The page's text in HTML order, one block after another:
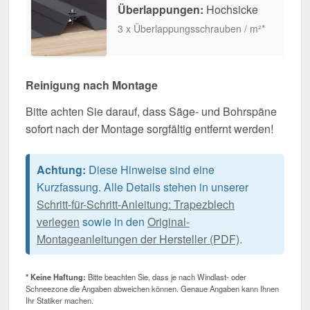
Überlappungen: Hochsicke
3 x Überlappungsschrauben / m²*
Reinigung nach Montage
Bitte achten Sie darauf, dass Säge- und Bohrspäne
sofort nach der Montage sorgfältig entfernt werden!
Achtung: Diese Hinweise sind eine
Kurzfassung. Alle Details stehen in unserer
Schritt-für-Schritt-Anleitung: Trapezblech
verlegen sowie in den Original-
Montageanleitungen der Hersteller (PDF).
* Keine Haftung: Bitte beachten Sie, dass je nach Windlast- oder
Schneezone die Angaben abweichen können. Genaue Angaben kann Ihnen
Ihr Statiker machen.